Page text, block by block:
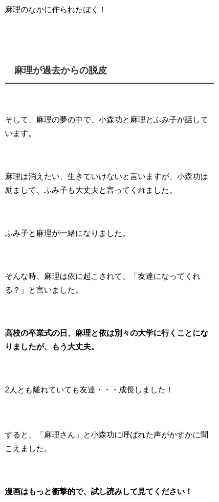
麻理のなかに作られたぼく！
麻理が過去からの脱皮
そして、麻理の夢の中で、小森功と麻理とふみ子が話して
います。
麻理は消えたい、生きていけないと言いますが、小森功は
励まして、ふみ子も大丈夫と言ってくれました。
ふみ子と麻理が一緒になりました。
そんな時、麻理は依に起こされて、「友達になってくれ
る？」と言いました。
高校の卒業式の日、麻理と依は別々の大学に行くことにな
りましたが、もう大丈夫。
2人とも離れていても友達・・・成長しました！
すると、「麻理さん」と小森功に呼ばれた声がかすかに聞
こえました。
漫画はもっと衝撃的で、試し読みして見てください！